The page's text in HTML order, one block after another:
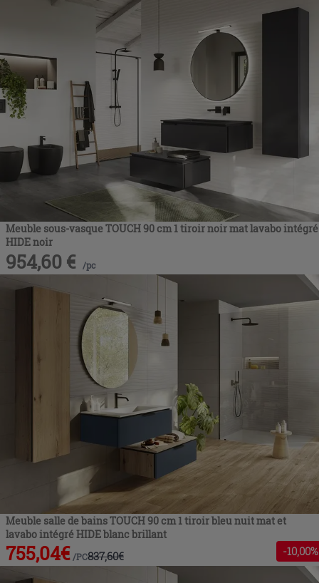
Meuble sous-vasque TOUCH 90 cm 1 tiroir noir mat lavabo intégré
HIDE noir
954,60 € /pc
Meuble salle de bains TOUCH 90 cm 1 tiroir bleu nuit mat et
lavabo intégré HIDE blanc brillant
755,04€ /PC837,60€ -10,00%